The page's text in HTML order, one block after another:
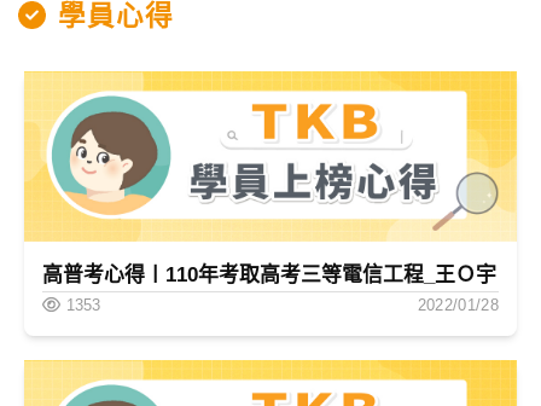
學員心得
高普考心得〡110年考取高考三等電信工程_王Ｏ宇
1353 2022/01/28